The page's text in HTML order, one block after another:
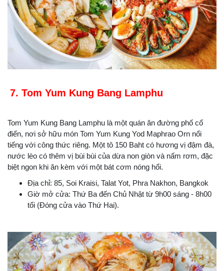
7. Tom Yum Kung Bang Lamphu
Tom Yum Kung Bang Lamphu là một quán ăn đường phố cổ
điển, nơi sở hữu món Tom Yum Kung Yod Maphrao Orn nổi
tiếng với công thức riêng. Một tô 150 Baht có hương vị đậm đà,
nước lèo có thêm vị bùi bùi của dừa non giòn và nấm rơm, đặc
biệt ngon khi ăn kèm với một bát cơm nóng hổi.
Địa chỉ: 85, Soi Kraisi, Talat Yot, Phra Nakhon, Bangkok
Giờ mở cửa: Thứ Ba đến Chủ Nhật từ 9h00 sáng - 8h00
tối (Đóng cửa vào Thứ Hai).